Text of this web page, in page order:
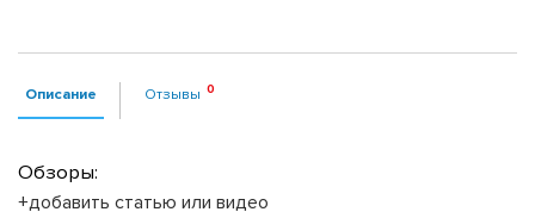
Описание Отзывы
Обзоры:
+добавить статью или видео